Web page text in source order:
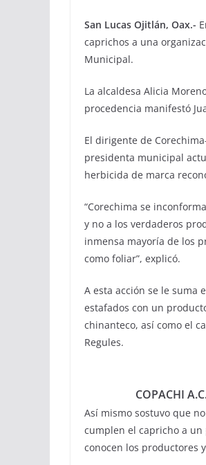
San Lucas Ojitlán, Oax.-
caprichos a una
Municipal.
La alcaldesa Alicia
procedencia manifestó
El dirigente de
presidenta municipal
herbicida de marca
“Corechima se
y no a los verdaderos
inmensa mayoría de los
como foliar”, explicó.
A esta acción se le suma
estafados con un
chinanteco, así como el
Regules.
COPACHI
Así mismo sostuvo que
cumplen el capricho a
conocen los productores